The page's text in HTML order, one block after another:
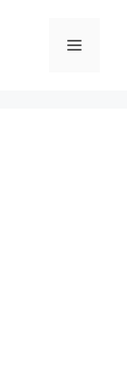
Menü